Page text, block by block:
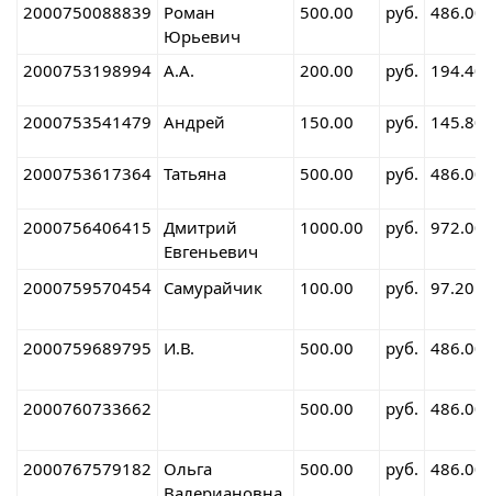
2000750088839
Роман
Юрьевич
500.00 руб. 486.00
2000753198994 А.А. 200.00 руб. 194.40
2000753541479 Андрей 150.00 руб. 145.80
2000753617364 Татьяна 500.00 руб. 486.00
2000756406415 Дмитрий
Евгеньевич
1000.00 руб. 972.00
2000759570454 Самурайчик 100.00 руб. 97.20
2000759689795 И.В. 500.00 руб. 486.00
2000760733662 500.00 руб. 486.00
2000767579182
Ольга
500.00 руб. 486.00